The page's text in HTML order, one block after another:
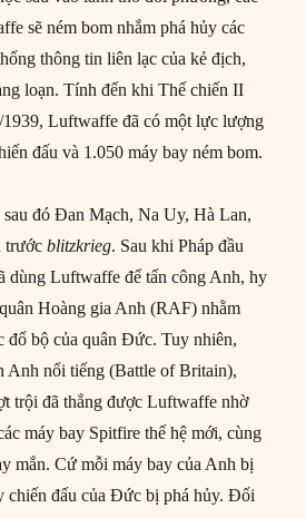
sẽ ném bom nhắm phá hủy các
thông tin liên lạc của kẻ địch,
loạn. Tính đến khi Thế chiến II
1939, Luftwaffe đã có một lực lượng
đấu và 1.050 máy bay ném bom.
đó Đan Mạch, Na Uy, Hà Lan,
trướcblitzkrieg. Sau khi Pháp đầu
dùng Luftwaffe để tấn công Anh, hy
Hoàng gia Anh (RAF) nhằm
đổ bộ của quân Đức. Tuy nhiên,
Anh nổi tiếng (Battle of Britain),
trội đã thắng được Luftwaffe nhờ
máy bay Spitfire thế hệ mới, cùng
mắn. Cứ mỗi máy bay của Anh bị
chiến đấu của Đức bị phá hủy. Đối